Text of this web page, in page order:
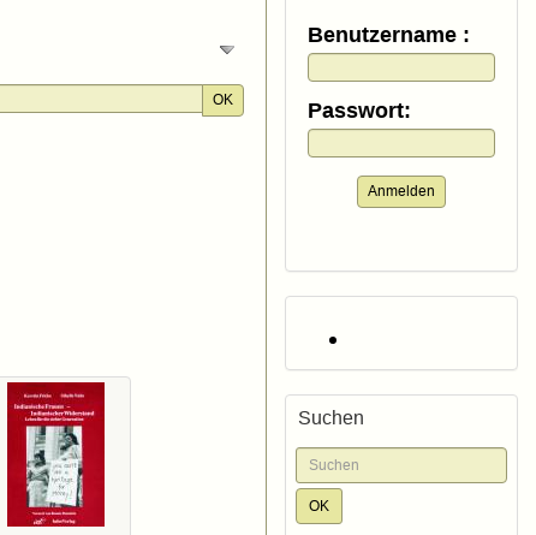
OK
Benutzername :
Passwort:
Anmelden
Suchen